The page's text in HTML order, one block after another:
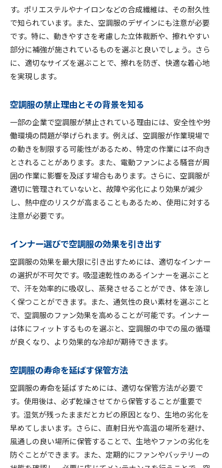
す。ポリエステルやナイロンなどの合成繊維は、その耐久性
で知られています。また、空調服のデザインにも注意が必要
です。特に、動きやすさを考慮した立体裁断や、擦れやすい
部分に補強が施されているものを選ぶと良いでしょう。さら
に、適切なサイズを選ぶことで、擦れを防ぎ、快適な着心地
を実現します。
空調服の禁止理由とその背景を知る
一部の企業で空調服が禁止されている理由には、安全性や労
働環境の問題が挙げられます。例えば、空調服が作業現場で
の動きを制限する可能性があるため、特定の作業には不向き
とされることがあります。また、電動ファンによる騒音が周
囲の作業に影響を及ぼす場合もあります。さらに、空調服が
適切に管理されていないと、故障や劣化により効果が減少
し、熱中症のリスクが高まることもあるため、使用に対する
注意が必要です。
インナー選びで空調服の効果を引き出す
空調服の効果を最大限に引き出すためには、適切なインナー
の選択が不可欠です。吸湿速乾性のあるインナーを選ぶこと
で、汗を効率的に吸収し、蒸発させることができ、体を涼し
く保つことができます。また、通気性の良い素材を選ぶこと
で、空調服のファン効果を高めることが可能です。インナー
は体にフィットするものを選ぶと、空調服の中での風の循環
が良くなり、より効果的な冷却が期待できます。
空調服の寿命を延ばす保管方法
空調服の寿命を延ばすためには、適切な保管方法が必要で
す。使用後は、必ず乾燥させてから保管することが重要で
す。湿気が残ったままだとカビの原因となり、生地の劣化を
早めてしまいます。さらに、直射日光や高温の場所を避け、
風通しの良い場所に保管することで、生地やファンの劣化を
防ぐことができます。また、定期的にファンやバッテリーの